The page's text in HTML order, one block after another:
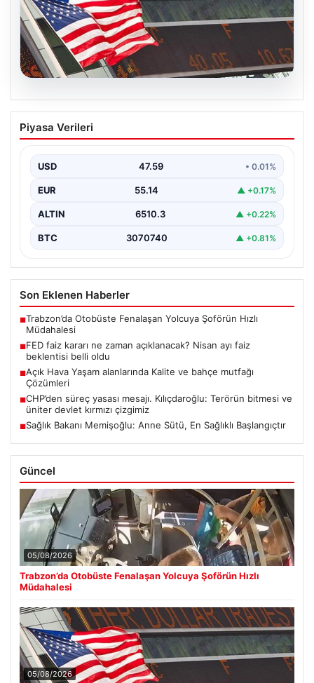
05.08.2026
FED faiz kararı ne zaman açıklanacak?
Nisan ayı faiz beklentisi belli oldu
Piyasa Verileri
USD 47.59 • 0.01%
EUR 55.14 ▲ +0.17%
ALTIN 6510.3 ▲ +0.22%
BTC 3070740 ▲ +0.81%
Son Eklenen Haberler
■Trabzon’da Otobüste Fenalaşan Yolcuya Şoförün Hızlı
Müdahalesi
■FED faiz kararı ne zaman açıklanacak? Nisan ayı faiz
beklentisi belli oldu
■Açık Hava Yaşam alanlarında Kalite ve bahçe mutfağı
Çözümleri
■CHP’den süreç yasası mesajı. Kılıçdaroğlu: Terörün bitmesi ve
üniter devlet kırmızı çizgimiz
■Sağlık Bakanı Memişoğlu: Anne Sütü, En Sağlıklı Başlangıçtır
Güncel
05/08/2026
Trabzon’da Otobüste Fenalaşan Yolcuya Şoförün Hızlı
Müdahalesi
05/08/2026